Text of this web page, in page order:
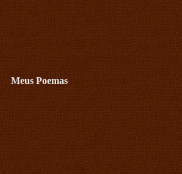
Meus Poemas